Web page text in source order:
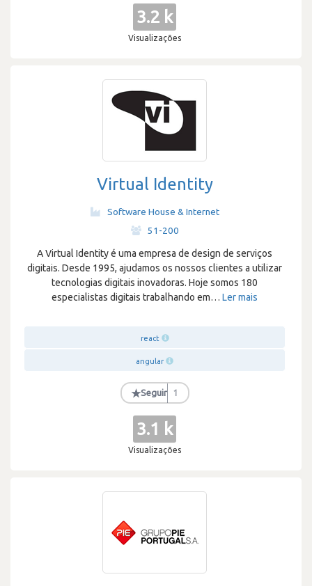
3.2 k
Visualizações
Virtual Identity
Software House & Internet
51-200
A Virtual Identity é uma empresa de design de serviços
digitais. Desde 1995, ajudamos os nossos clientes a utilizar
tecnologias digitais inovadoras. Hoje somos 180
especialistas digitais trabalhando em… Ler mais
react
angular
★Seguir 1
3.1 k
Visualizações